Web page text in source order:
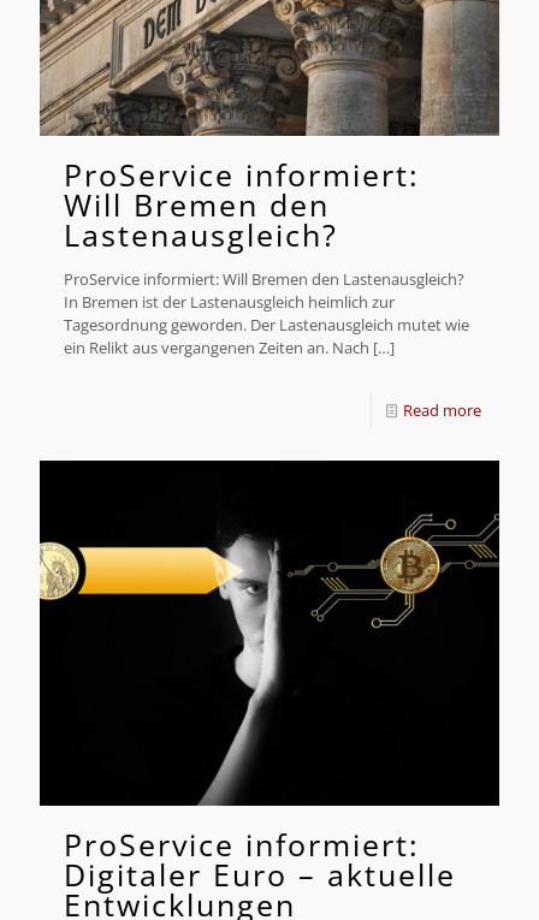
ProService informiert:
Will Bremen den
Lastenausgleich?
ProService informiert: Will Bremen den Lastenausgleich?
In Bremen ist der Lastenausgleich heimlich zur
Tagesordnung geworden. Der Lastenausgleich mutet wie
ein Relikt aus vergangenen Zeiten an. Nach […]
Read more
ProService informiert:
Digitaler Euro – aktuelle
Entwicklungen